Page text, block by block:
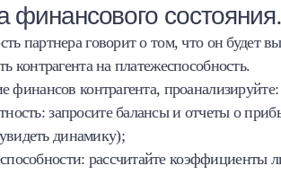
финансового состояния.
партнера говорит о том, что он будет
контрагента на платежеспособность.
финансов контрагента, проанализируйте:
запросите балансы и отчеты о
динамику);
рассчитайте коэффициенты